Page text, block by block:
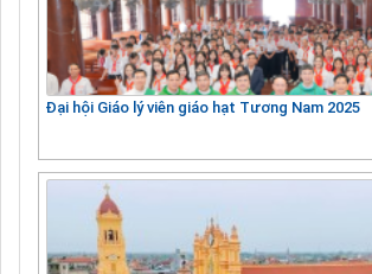
Đại hội Giáo lý viên giáo hạt Tương Nam 2025